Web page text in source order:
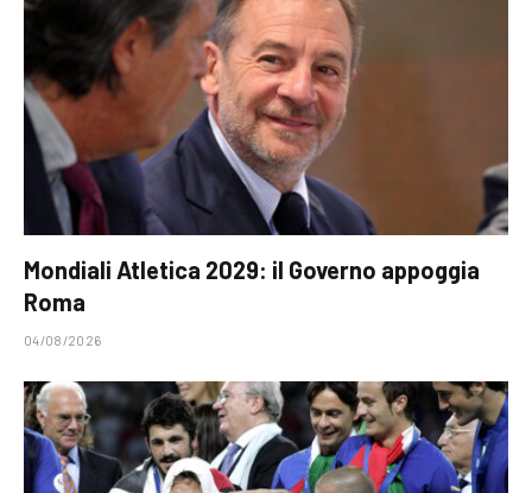
Mondiali Atletica 2029: il Governo appoggia
Roma
04/08/2026